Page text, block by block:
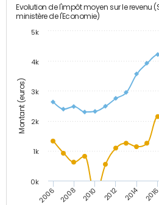
Montant (euros)
Evolution de l'impôt moyen sur le revenu
ministère de l'Economie)
2006 2008 2010 2012 2014 2016
0k
1k
2k
3k
4k
5k